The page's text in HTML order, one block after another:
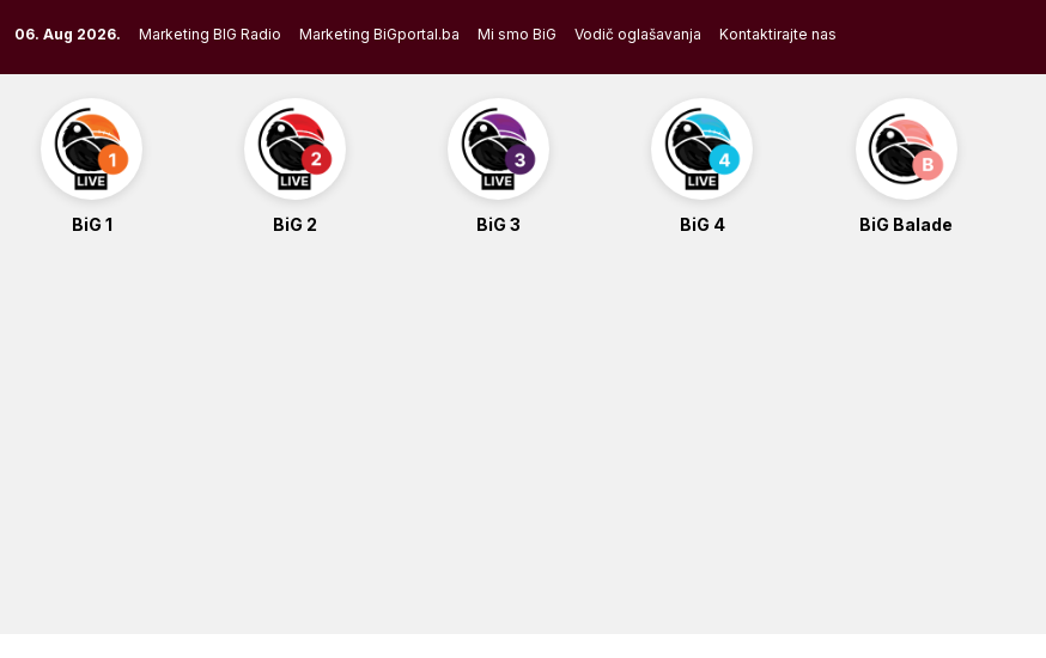
to
content
06. Aug 2026. Marketing BIG Radio Marketing BiGportal.ba Mi smo BiG Vodič oglašavanja Kontaktirajte nas
BiG 1 BiG 2 BiG 3 BiG 4 BiG Balade